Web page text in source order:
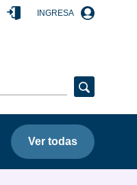
INGRESA
Ver todas